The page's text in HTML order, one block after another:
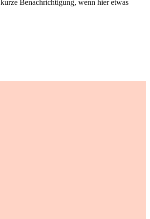
Benachrichtigung, wenn hier etwas